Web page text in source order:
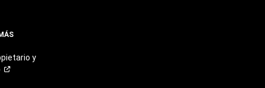
y